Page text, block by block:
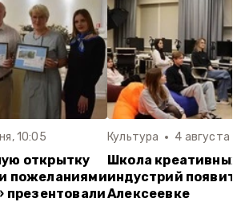
10:05
открытку
пожеланиями
презентовали
Культура 4 августа ,
Школа креативных
индустрий
Алексеевке